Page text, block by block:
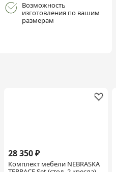
Возможность
изготовления по вашим
размерам
28 350 ₽
Комплект мебели NEBRASKA